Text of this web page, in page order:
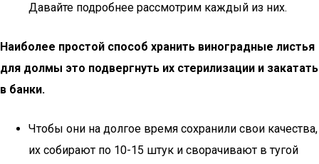
Давайте подробнее рассмотрим каждый из них.
Наиболее простой способ хранить виноградные листья
для долмы это подвергнуть их стерилизации и закатать
в банки.
Чтобы они на долгое время сохранили свои качества,
их собирают по 10-15 штук и сворачивают в тугой